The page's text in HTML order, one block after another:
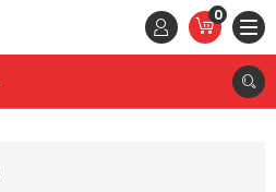
0
STAVKE
0,
RSD